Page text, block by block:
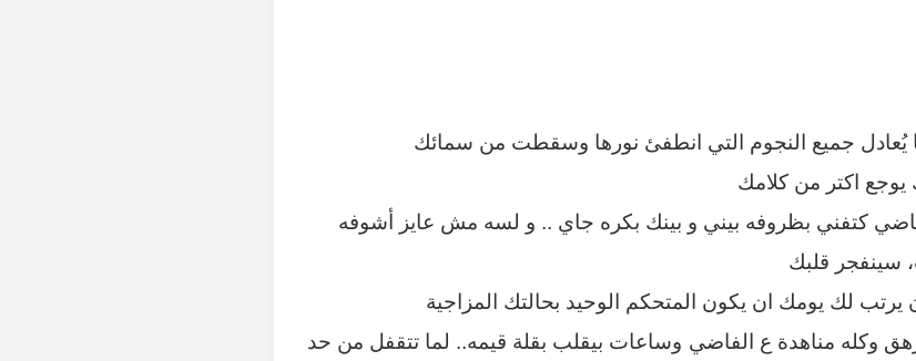
يُعادل جميع النجوم التي انطفئ نورها وسقطت من سمائك
اكتر من كلامك
كتفني بظروفه بيني و بينك بكره جاي .. و لسه مش عايز أشوفه
سينفجر قلبك
لك يومك ان يكون المتحكم الوحيد بحالتك المزاجية
وكله مناهدة ع الفاضي وساعات بيقلب بقلة قيمه.. لما تتقفل من حد